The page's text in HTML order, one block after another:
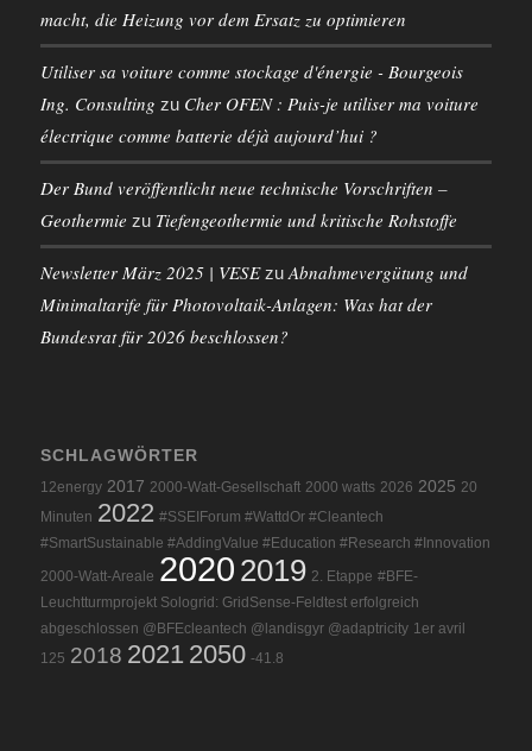
macht, die Heizung vor dem Ersatz zu optimieren
Utiliser sa voiture comme stockage d'énergie - Bourgeois
Ing. Consulting zu Cher OFEN : Puis-je utiliser ma voiture
électrique comme batterie déjà aujourd’hui ?
Der Bund veröffentlicht neue technische Vorschriften –
Geothermie zu Tiefengeothermie und kritische Rohstoffe
Newsletter März 2025 | VESEzu Abnahmevergütung und
Minimaltarife für Photovoltaik-Anlagen: Was hat der
Bundesrat für 2026 beschlossen?
SCHLAGWÖRTER
12energy 2017 2000-Watt-Gesellschaft 2000 watts 2026 2025 20
Minuten 2022 #SSEIForum #WattdOr #Cleantech
#SmartSustainable #AddingValue #Education #Research #Innovation
2000-Watt-Areale 2020 2019 2. Etappe #BFE-
Leuchtturmprojekt Sologrid: GridSense-Feldtest erfolgreich
abgeschlossen @BFEcleantech @landisgyr @adaptricity 1er avril
125 2018 2021 2050 -41.8